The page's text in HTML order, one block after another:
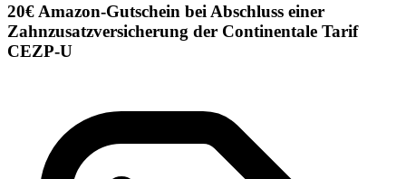
20€ Amazon-Gutschein bei Abschluss einer
Zahnzusatzversicherung der Continentale Tarif
CEZP-U